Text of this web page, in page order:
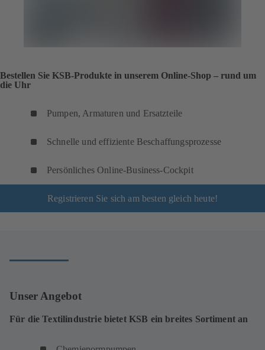
Bestellen Sie KSB-Produkte in unserem Online-Shop – rund um
die Uhr
Pumpen, Armaturen und Ersatzteile
Schnelle und effiziente Beschaffungsprozesse
Persönliches Online-Business-Cockpit
Registrieren Sie sich am besten gleich heute!
Unser Angebot
Für die Textilindustrie bietet KSB ein breites Sortiment an